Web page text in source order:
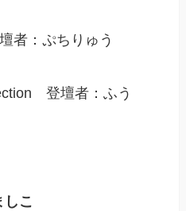
者：ぷちりゅう
登壇者：ふう
こ